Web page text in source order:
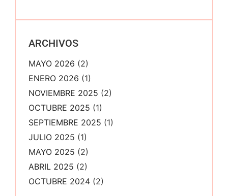
ARCHIVOS
MAYO 2026 (2)
ENERO 2026 (1)
NOVIEMBRE 2025 (2)
OCTUBRE 2025 (1)
SEPTIEMBRE 2025 (1)
JULIO 2025 (1)
MAYO 2025 (2)
ABRIL 2025 (2)
OCTUBRE 2024 (2)